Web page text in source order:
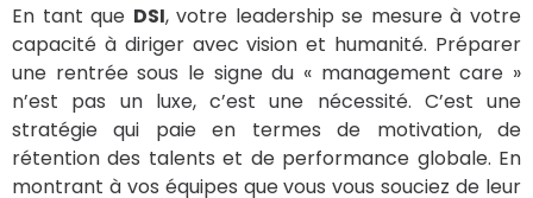
En tant que DSI, votre leadership se mesure à votre
capacité à diriger avec vision et humanité. Préparer
une rentrée sous le signe du « management care »
n’est pas un luxe, c’est une nécessité. C’est une
stratégie qui paie en termes de motivation, de
rétention des talents et de performance globale. En
montrant à vos équipes que vous vous souciez de leur